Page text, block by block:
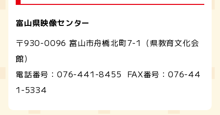
富山県映像センター
〒930-0096 富山市舟橋北町7-1（県教育文化会
館）
電話番号： 076-441-8455 FAX番号：076-44
1-5334